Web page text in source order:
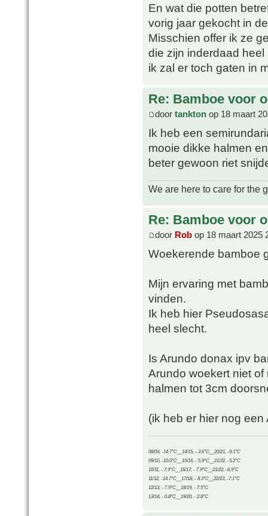
En wat die potten
vorig jaar gekocht in
Misschien offer ik ze
die zijn inderdaad
ik zal er toch gaten in
Re: Bamboe voor
door tankton op 18 maart
Ik heb een
mooie dikke halmen
beter gewoon riet
We are here to care for the
Re: Bamboe voor
door Rob op 18 maart 2025
Woekerende bamboe
Mijn ervaring met
vinden.
Ik heb hier
heel slecht.
Is Arundo donax ipv
Arundo woekert niet
halmen tot 3cm
(ik heb er hier nog
08/09, -14.7°C__14/15, - 3.6°C__20/21, -9.1°C
09/10, -10.0°C__15/16, - 5.9°C__21/22, -5.2°C
10/11, - 7.9°C__16/17, - 7.9°C__21/22, -6.9°C
11/12, -14.7°C__17/18, - 8.3°C__22/23, -7.1°C
12/13, - 7.9°C__18/19, - 7.5°C
13/14, - 0.8°C__19/20, - 2.8°C